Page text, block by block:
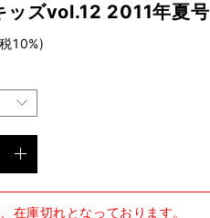
ッズvol.12 2011年夏号
10%)
在庫切れとなっております。